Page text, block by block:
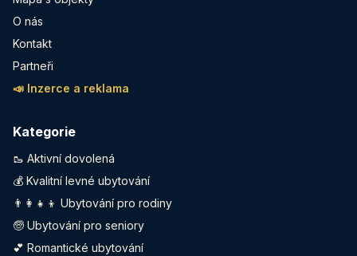
O nás
Kontakt
Partneři
📣 Inzerce a reklama
Kategorie
🥾 Aktivní dovolená
💰 Kvalitní levné ubytování
👨‍👩‍👧‍👦 Ubytování pro rodiny
🧓 Ubytování pro seniory
💕 Romantické ubytování